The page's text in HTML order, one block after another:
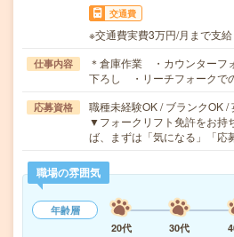
交通費
※交通費実費3万円/月まで支給
仕事内容
＊倉庫作業 ・カウンターフ
下ろし ・リーチフォーク
応募資格
職種未経験OK / ブランクOK /
▼フォークリフト免許をお持
ば、まずは「気になる」「応
職場の雰囲気
年齢層
20代
30代